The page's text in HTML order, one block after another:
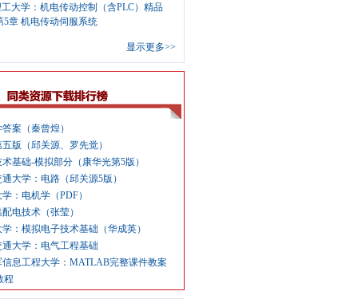
大学：机电传动控制（含PLC）精品
5章 机电传动伺服系统
显示更多>>
案（秦曾煌）
版（邱关源、罗先觉）
基础-模拟部分（康华光第5版）
大学：电路（邱关源5版）
：电机学（PDF）
电技术（张莹）
：模拟电子技术基础（华成英）
通大学：电气工程基础
信息工程大学：MATLAB完整课件教案
程